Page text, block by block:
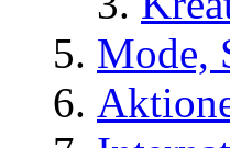
Mode,